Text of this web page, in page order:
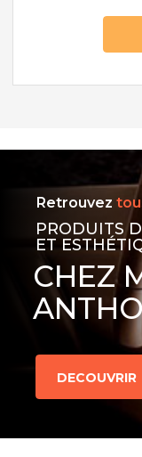
Retrouvez
PRODUITS
ET
CHEZ
DECOUVRIR